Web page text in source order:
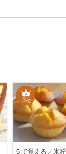
3位
５で覚える／米